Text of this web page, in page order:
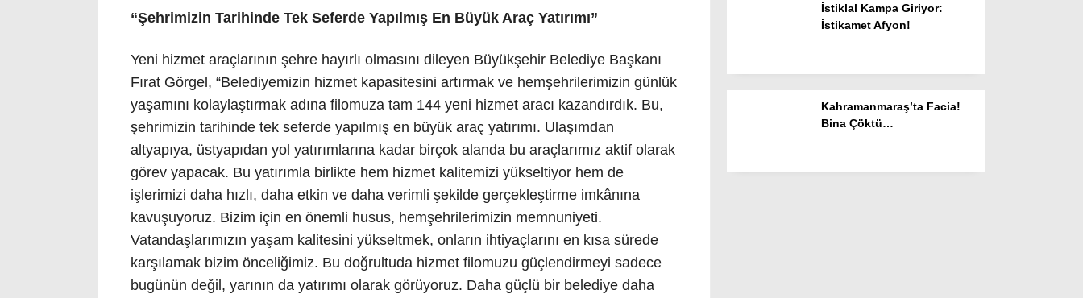
“Şehrimizin Tarihinde Tek Seferde Yapılmış En Büyük Araç Yatırımı”
Yeni hizmet araçlarının şehre hayırlı olmasını dileyen Büyükşehir Belediye Başkanı
Fırat Görgel, “Belediyemizin hizmet kapasitesini artırmak ve hemşehrilerimizin günlük
yaşamını kolaylaştırmak adına filomuza tam 144 yeni hizmet aracı kazandırdık. Bu,
şehrimizin tarihinde tek seferde yapılmış en büyük araç yatırımı. Ulaşımdan
altyapıya, üstyapıdan yol yatırımlarına kadar birçok alanda bu araçlarımız aktif olarak
görev yapacak. Bu yatırımla birlikte hem hizmet kalitemizi yükseltiyor hem de
işlerimizi daha hızlı, daha etkin ve daha verimli şekilde gerçekleştirme imkânına
kavuşuyoruz. Bizim için en önemli husus, hemşehrilerimizin memnuniyeti.
Vatandaşlarımızın yaşam kalitesini yükseltmek, onların ihtiyaçlarını en kısa sürede
karşılamak bizim önceliğimiz. Bu doğrultuda hizmet filomuzu güçlendirmeyi sadece
bugünün değil, yarının da yatırımı olarak görüyoruz. Daha güçlü bir belediye daha
İstiklal Kampa Giriyor:
İstikamet Afyon!
Kahramanmaraş’ta Facia!
Bina Çöktü…